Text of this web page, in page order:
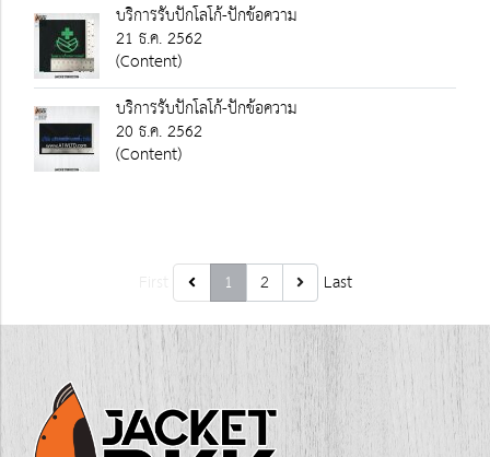
บริการรับปักโลโก้-ปักข้อความ
21 ธ.ค. 2562
(Content)
บริการรับปักโลโก้-ปักข้อความ
20 ธ.ค. 2562
(Content)
1 2 Last